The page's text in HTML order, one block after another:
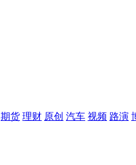
期货 理财 原创 汽车 视频 路演